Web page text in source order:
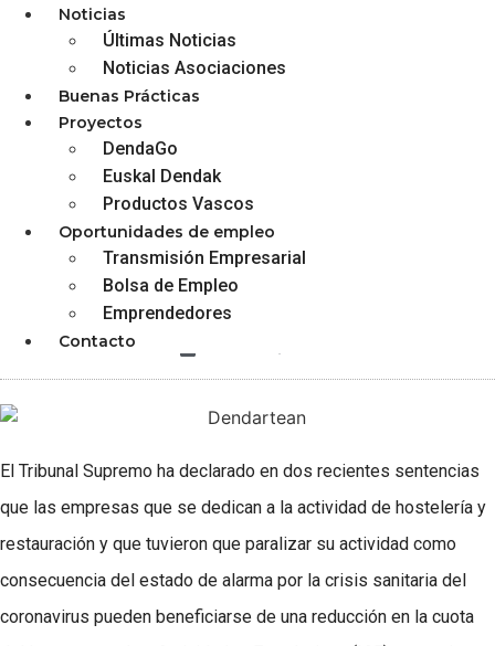
Noticias
Últimas Noticias
Noticias Asociaciones
Buenas Prácticas
Proyectos
DendaGo
Euskal Dendak
Productos Vascos
Oportunidades de empleo
Transmisión Empresarial
Bolsa de Empleo
Emprendedores
Contacto
BARES Y RESTAURANTES
PUEDEN REDUCIR SU CUOTA
DEL IMPUESTO SOBRE
ACTIVIDADES ECONÓMICAS
POR EL TIEMPO QUE
ESTUVIERON CERRADOS POR
EL COVID
El Tribunal Supremo ha declarado en dos recientes sentencias
que las empresas que se dedican a la actividad de hostelería y
restauración y que tuvieron que paralizar su actividad como
consecuencia del estado de alarma por la crisis sanitaria del
coronavirus pueden beneficiarse de una reducción en la cuota